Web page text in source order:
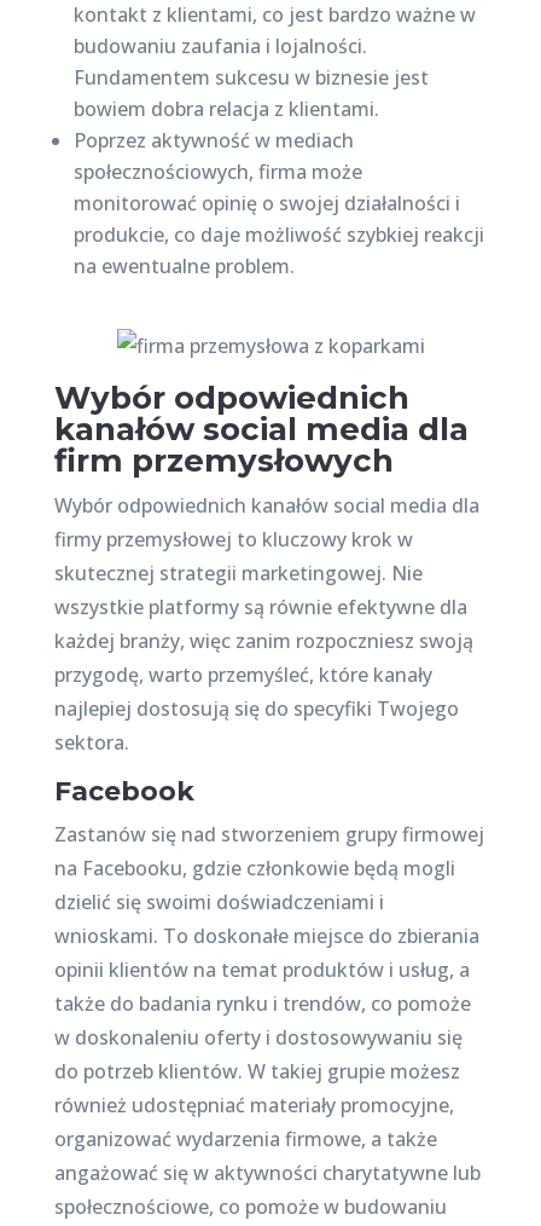
kontakt z klientami, co jest bardzo ważne w
budowaniu zaufania i lojalności.
Fundamentem sukcesu w biznesie jest
bowiem dobra relacja z klientami.
Poprzez aktywność w mediach
społecznościowych, firma może
monitorować opinię o swojej działalności i
produkcie, co daje możliwość szybkiej reakcji
na ewentualne problem.
Wybór odpowiednich
kanałów social media dla
firm przemysłowych
Wybór odpowiednich kanałów social media dla
firmy przemysłowej to kluczowy krok w
skutecznej strategii marketingowej. Nie
wszystkie platformy są równie efektywne dla
każdej branży, więc zanim rozpoczniesz swoją
przygodę, warto przemyśleć, które kanały
najlepiej dostosują się do specyfiki Twojego
sektora.
Facebook
Zastanów się nad stworzeniem grupy firmowej
na Facebooku, gdzie członkowie będą mogli
dzielić się swoimi doświadczeniami i
wnioskami. To doskonałe miejsce do zbierania
opinii klientów na temat produktów i usług, a
także do badania rynku i trendów, co pomoże
w doskonaleniu oferty i dostosowywaniu się
do potrzeb klientów. W takiej grupie możesz
również udostępniać materiały promocyjne,
organizować wydarzenia firmowe, a także
angażować się w aktywności charytatywne lub
społecznościowe, co pomoże w budowaniu